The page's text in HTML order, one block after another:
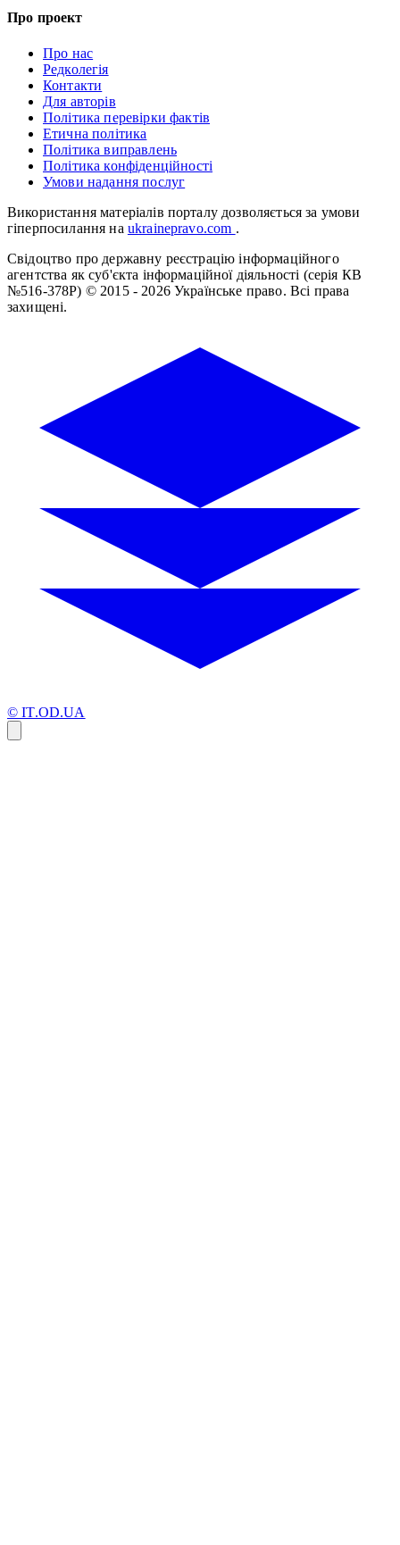
Про проект
Про нас
Редколегія
Контакти
Для авторів
Політика перевірки фактів
Етична політика
Політика виправлень
Політика конфіденційності
Умови надання послуг
Використання матеріалів порталу дозволяється за умови
гіперпосилання на ukrainepravo.com .
Свідоцтво про державну реєстрацію інформаційного
агентства як суб'єкта інформаційної діяльності (серія КВ
№516-378Р) © 2015 - 2026 Українське право. Всі права
захищені.
© IT.OD.UA